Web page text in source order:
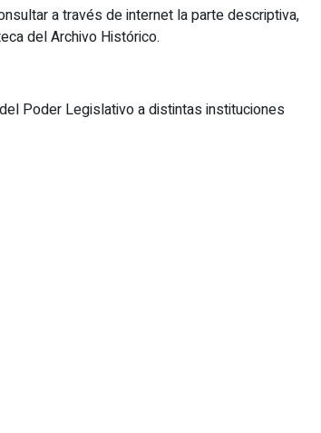
a través de internet la parte descriptiva,
del Archivo Histórico.
Poder Legislativo a distintas instituciones